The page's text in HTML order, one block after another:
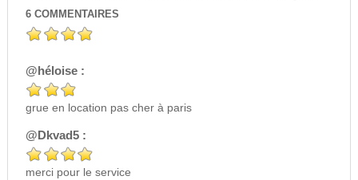
6 COMMENTAIRES
@héloise :
grue en location pas cher à paris
@Dkvad5 :
merci pour le service